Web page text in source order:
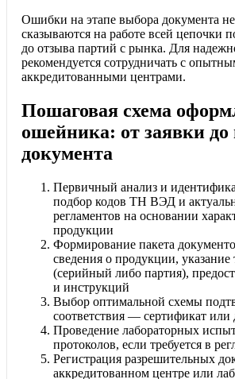
Ошибки на этапе выбора документа
сказываются на работе всей цепочки
до отзыва партий с рынка. Для
рекомендуется сотрудничать с
аккредитованными центрами.
Пошаговая схема
ошейника: от заявки до
документа
Первичный анализ и
подбор кодов ТН ВЭД и
регламентов на основании
продукции
Формирование пакета
сведения о продукции, указание
(серийный либо партия),
и инструкций
Выбор оптимальной схемы
соответствия — сертификат или
Проведение лабораторных
протоколов, если требуется в
Регистрация разрешительных
аккредитованном центре или